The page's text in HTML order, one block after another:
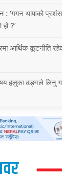
: ‘गगन थापाको
?’
आर्थिक कूटनीति
हलुका ढङ्गले लिनु